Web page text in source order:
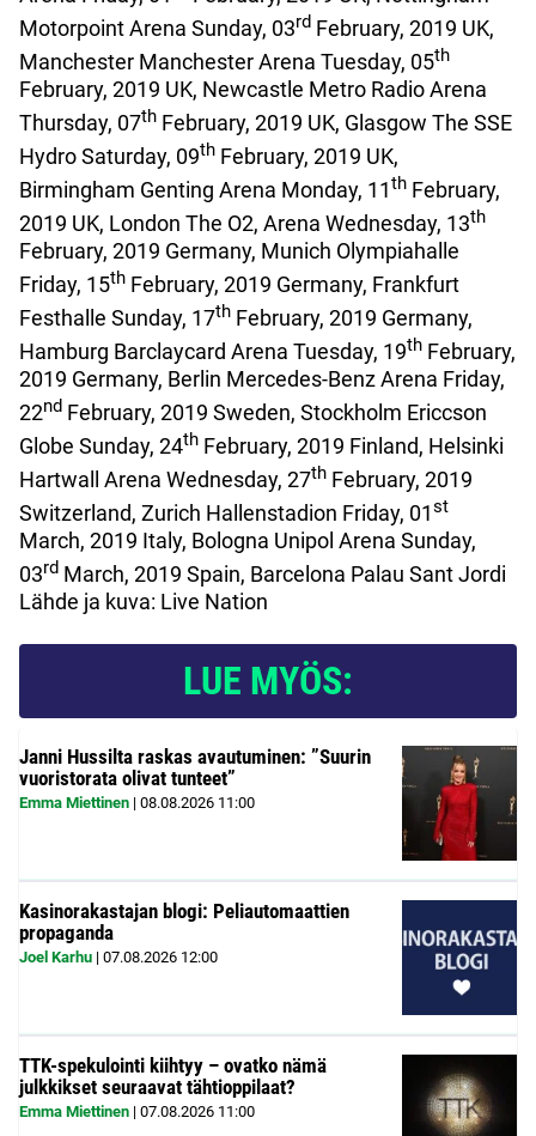
Motorpoint Arena Sunday, 03rd February, 2019 UK,
Manchester Manchester Arena Tuesday, 05th
February, 2019 UK, Newcastle Metro Radio Arena
Thursday, 07th February, 2019 UK, Glasgow The SSE
Hydro Saturday, 09th February, 2019 UK,
Birmingham Genting Arena Monday, 11th February,
2019 UK, London The O2, Arena Wednesday, 13th
February, 2019 Germany, Munich Olympiahalle
Friday, 15th February, 2019 Germany, Frankfurt
Festhalle Sunday, 17th February, 2019 Germany,
Hamburg Barclaycard Arena Tuesday, 19th February,
2019 Germany, Berlin Mercedes-Benz Arena Friday,
22nd February, 2019 Sweden, Stockholm Ericcson
Globe Sunday, 24th February, 2019 Finland, Helsinki
Hartwall Arena Wednesday, 27th February, 2019
Switzerland, Zurich Hallenstadion Friday, 01st
March, 2019 Italy, Bologna Unipol Arena Sunday,
03rd March, 2019 Spain, Barcelona Palau Sant Jordi
Lähde ja kuva: Live Nation
LUE MYÖS:
Janni Hussilta raskas avautuminen: ”Suurin
vuoristorata olivat tunteet”
Emma Miettinen | 08.08.2026 11:00
Kasinorakastajan blogi: Peliautomaattien
propaganda
Joel Karhu | 07.08.2026 12:00
TTK-spekulointi kiihtyy – ovatko nämä
julkkikset seuraavat tähtioppilaat?
Emma Miettinen | 07.08.2026 11:00